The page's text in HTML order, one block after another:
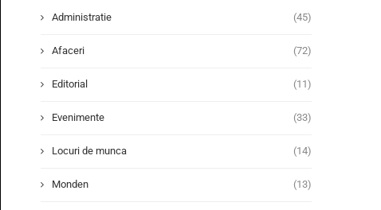
Administratie (45)
Afaceri (72)
Editorial (11)
Evenimente (33)
Locuri de munca (14)
Monden (13)